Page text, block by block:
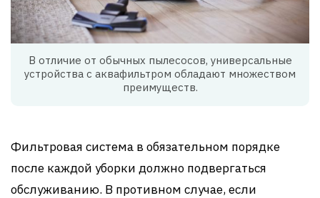
В отличие от обычных пылесосов, универсальные
устройства с аквафильтром обладают множеством
преимуществ.
Фильтровая система в обязательном порядке
после каждой уборки должно подвергаться
обслуживанию. В противном случае, если